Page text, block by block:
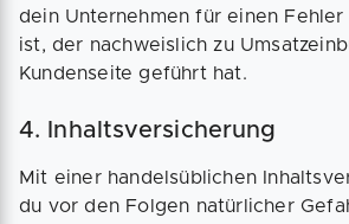
dein Unternehmen für einen
ist, der nachweislich zu
Kundenseite geführt hat.
4. Inhaltsversicherung
Mit einer handelsüblichen
du vor den Folgen natürlicher